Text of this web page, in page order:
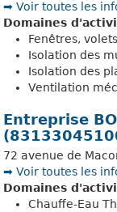
➡️ Voir toutes les
Domaines
Fenêtres,
Isolation des
Isolation des
Ventilation
Entreprise
72 avenue de
➡️ Voir toutes les
Domaines
Chauffe-Eau